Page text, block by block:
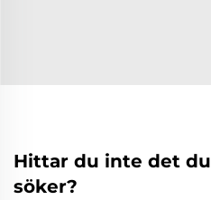
Hittar du inte det du
söker?